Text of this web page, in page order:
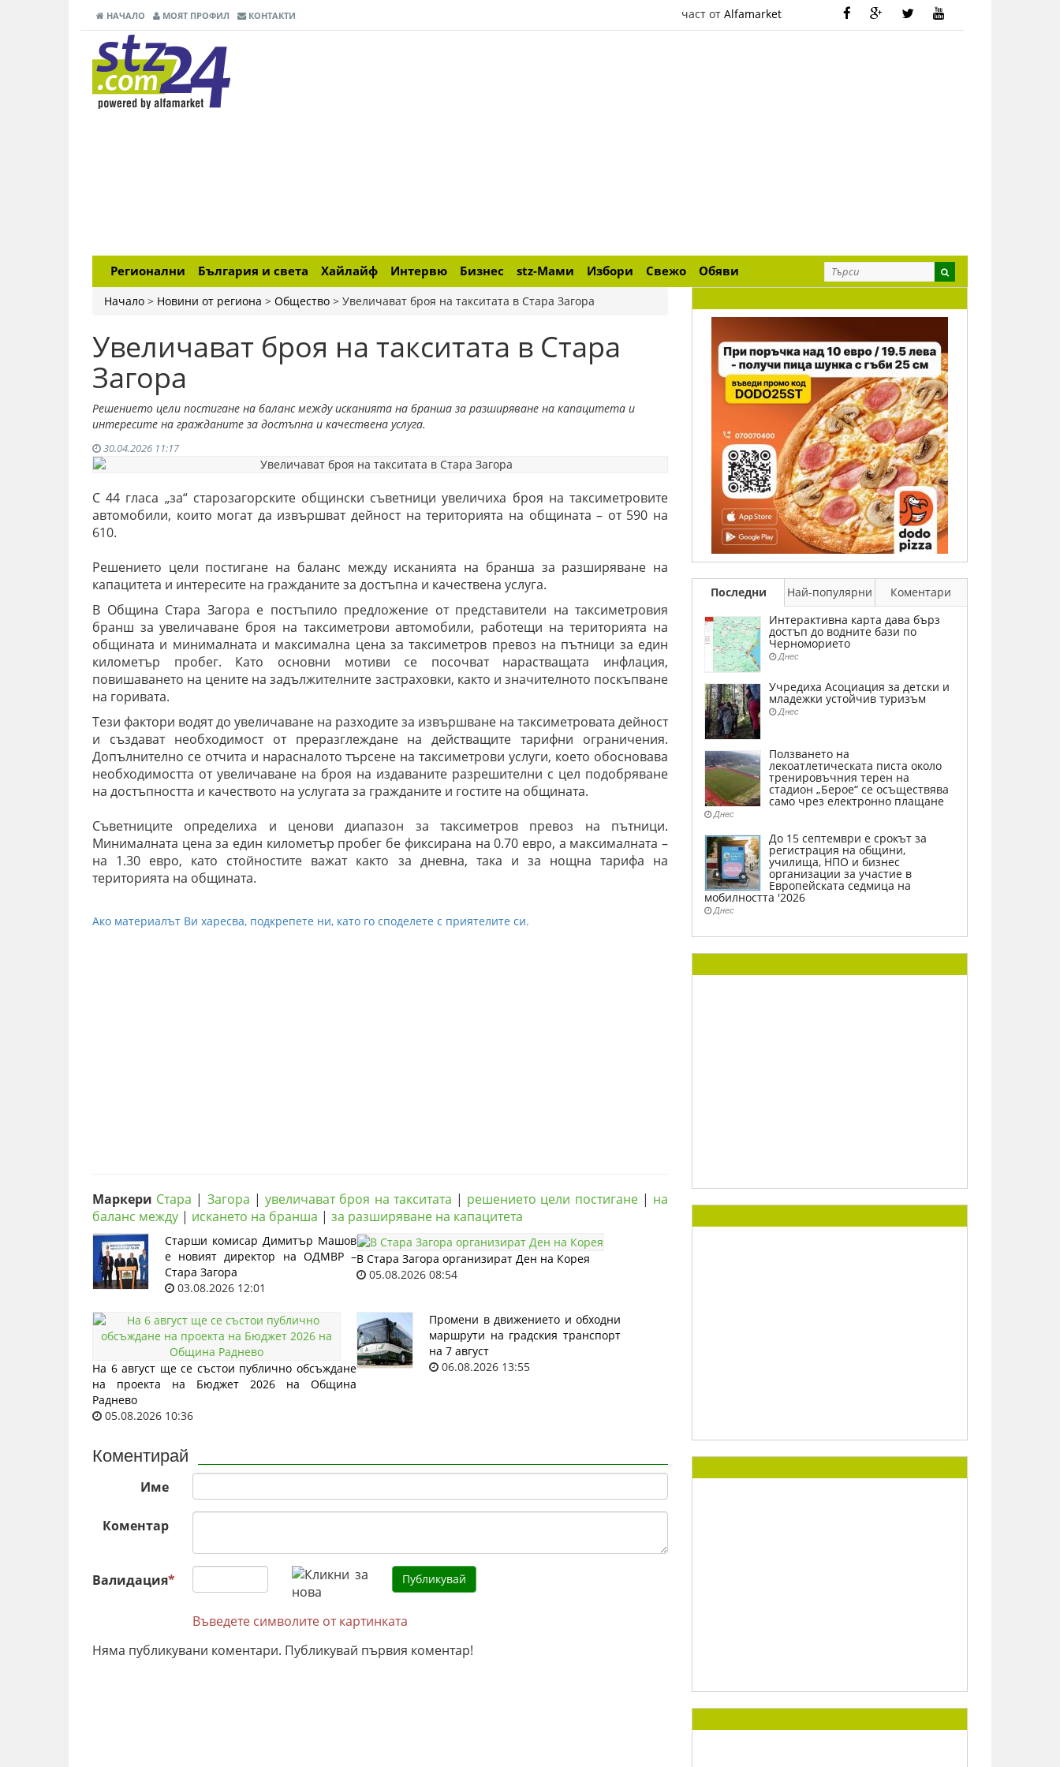
НАЧАЛО МОЯТ ПРОФИЛ КОНТАКТИ част от Alfamarket
Регионални България и света Хайлайф Интервю Бизнес stz-Мами Избори Свежо Обяви
Начало > Новини от региона > Общество > Увеличават броя на такситата в Стара Загора
Увеличават броя на такситата в Стара
Загора
Решението цели постигане на баланс между исканията на бранша за разширяване на капацитета и
интересите на гражданите за достъпна и качествена услуга.
30.04.2026 11:17
С 44 гласа „за“ старозагорските общински съветници увеличиха броя на таксиметровите
автомобили, които могат да извършват дейност на територията на общината – от 590 на
610.
Решението цели постигане на баланс между исканията на бранша за разширяване на
капацитета и интересите на гражданите за достъпна и качествена услуга.
В Община Стара Загора е постъпило предложение от представители на таксиметровия
бранш за увеличаване броя на таксиметрови автомобили, работещи на територията на
общината и минималната и максимална цена за таксиметров превоз на пътници за един
километър пробег. Като основни мотиви се посочват нарастващата инфлация,
повишаването на цените на задължителните застраховки, както и значителното поскъпване
на горивата.
Тези фактори водят до увеличаване на разходите за извършване на таксиметровата дейност
и създават необходимост от преразглеждане на действащите тарифни ограничения.
Допълнително се отчита и нарасналото търсене на таксиметрови услуги, което обосновава
необходимостта от увеличаване на броя на издаваните разрешителни с цел подобряване
на достъпността и качеството на услугата за гражданите и гостите на общината.
Съветниците определиха и ценови диапазон за таксиметров превоз на пътници.
Минималната цена за един километър пробег бе фиксирана на 0.70 евро, а максималната –
на 1.30 евро, като стойностите важат както за дневна, така и за нощна тарифа на
територията на общината.
Ако материалът Ви харесва, подкрепете ни, като го споделете с приятелите си.
Маркери Стара | Загора |увеличават броя на такситата | решението цели постигане| на
баланс между | искането на бранша | за разширяване на капацитета
Старши комисар Димитър Машов
е новият директор на ОДМВР –
Стара Загора
03.08.2026 12:01
В Стара Загора организират Ден на Корея
05.08.2026 08:54
На 6 август ще се състои публично обсъждане
на проекта на Бюджет 2026 на Община
Раднево
05.08.2026 10:36
Промени в движението и обходни
маршрути на градския транспорт
на 7 август
06.08.2026 13:55
Коментирай
Име
Коментар
Валидация*
Въведете символите от картинката
Няма публикувани коментари. Публикувай първия коментар!
Последни Най-популярни
Коментари
Интерактивна карта дава бърз
достъп до водните бази по
Черноморието
Днес
Учредиха Асоциация за детски и
младежки устойчив туризъм
Днес
Ползването на
лекоатлетическата писта около
тренировъчния терен на
стадион „Берое“ се осъществява
само чрез електронно плащане
Днес
До 15 септември е срокът за
регистрация на общини,
училища, НПО и бизнес
организации за участие в
Европейската седмица на
мобилността '2026
Днес